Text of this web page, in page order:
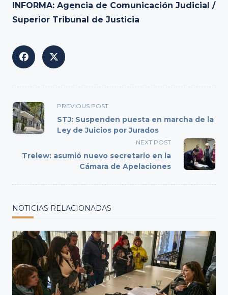
INFORMA: Agencia de Comunicación Judicial /
Superior Tribunal de Justicia
<span
class="nav-
subtitle
reader-
text">Page</span>
PREVIOUS POST
STJ: Suspenden puesta en marcha de la
Ley de Juicios por Jurados
NEXT POST
Trelew: asumió nuevo secretario en la
Cámara de Apelaciones
NOTICIAS RELACIONADAS